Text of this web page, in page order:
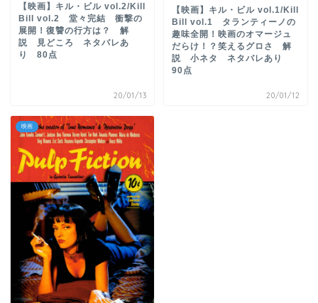
【映画】キル・ビル vol.2/Kill
Bill vol.2 堂々完結 衝撃の
展開！復讐の行方は？ 解
説 見どころ ネタバレあ
り 80点
20/01/13
【映画】キル・ビル vol.1/Kill
Bill vol.1 タランティーノの
趣味全開！映画のオマージュ
だらけ！？笑えるグロさ 解
説 小ネタ ネタバレあり
90点
20/01/12
映画